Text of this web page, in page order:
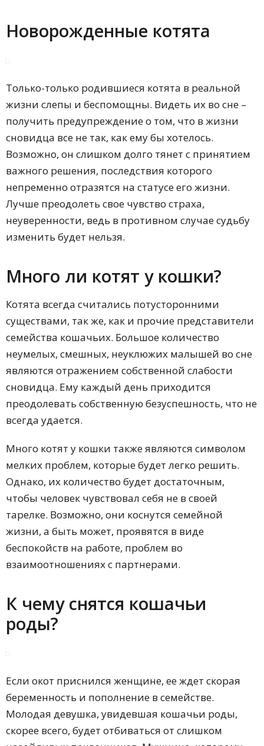
Новорожденные котята
Только-только родившиеся котята в реальной
жизни слепы и беспомощны. Видеть их во сне –
получить предупреждение о том, что в жизни
сновидца все не так, как ему бы хотелось.
Возможно, он слишком долго тянет с принятием
важного решения, последствия которого
непременно отразятся на статусе его жизни.
Лучше преодолеть свое чувство страха,
неуверенности, ведь в противном случае судьбу
изменить будет нельзя.
Много ли котят у кошки?
Котята всегда считались потусторонними
существами, так же, как и прочие представители
семейства кошачьих. Большое количество
неумелых, смешных, неуклюжих малышей во сне
являются отражением собственной слабости
сновидца. Ему каждый день приходится
преодолевать собственную безуспешность, что не
всегда удается.
Много котят у кошки также являются символом
мелких проблем, которые будет легко решить.
Однако, их количество будет достаточным,
чтобы человек чувствовал себя не в своей
тарелке. Возможно, они коснутся семейной
жизни, а быть может, проявятся в виде
беспокойств на работе, проблем во
взаимоотношениях с партнерами.
К чему снятся кошачьи
роды?
Если окот приснился женщине, ее ждет скорая
беременность и пополнение в семействе.
Молодая девушка, увидевшая кошачьи роды,
скорее всего, будет отбиваться от слишком